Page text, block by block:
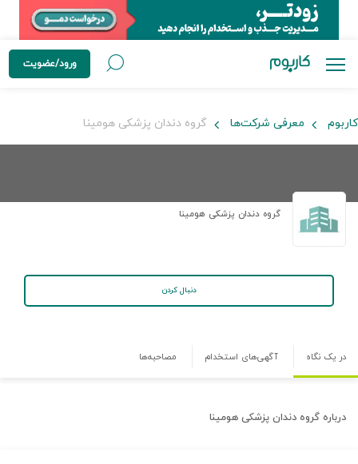
ورود/عضویت
کاربوم معرفی شرکت‌ها گروه دندان پزشکی هومینا
گروه دندان پزشکی هومینا
دنبال کردن
در یک نگاه آگهی‌های استخدام مصاحبه‌ها
درباره گروه دندان پزشکی هومینا